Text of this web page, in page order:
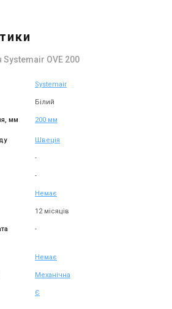
Systemair OVЕ 200
Systemair
Білий
мм 200 мм
Швеція
-
-
Немає
12 місяців
-
Немає
Механічна
Є